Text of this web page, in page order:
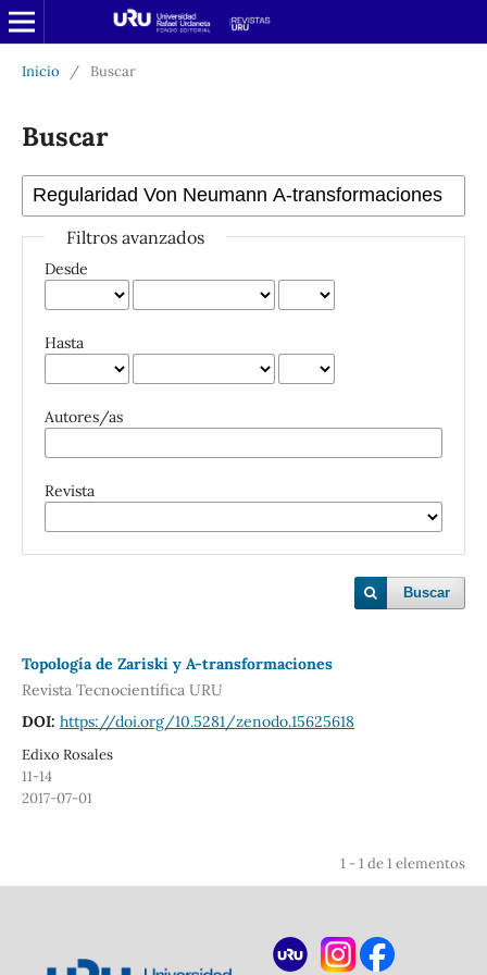
Inicio / Buscar
Buscar
Filtros avanzados
Desde
Hasta
Autores/as
Revista
Buscar
Topología de Zariski y A-transformaciones
Revista Tecnocientífica URU
DOI: https://doi.org/10.5281/zenodo.15625618
Edixo Rosales
11-14
2017-07-01
1 - 1 de 1 elementos